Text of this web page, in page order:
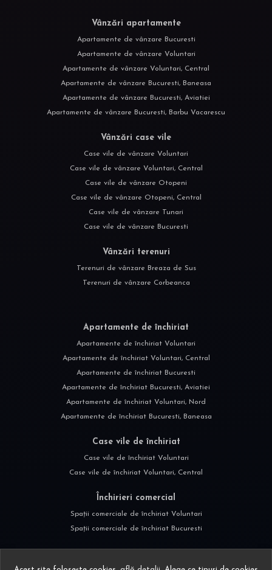
Vânzări apartamente
Apartamente de vânzare Bucuresti
Apartamente de vânzare Voluntari
Apartamente de vânzare Voluntari, Central
Apartamente de vânzare Bucuresti, Baneasa
Apartamente de vânzare Bucuresti, Aviatiei
Apartamente de vânzare Bucuresti, Barbu Vacarescu
Vânzări case vile
Case vile de vânzare Voluntari
Case vile de vânzare Voluntari, Central
Case vile de vânzare Otopeni
Case vile de vânzare Otopeni, Central
Case vile de vânzare Tunari
Case vile de vânzare Bucuresti
Vânzări terenuri
Terenuri de vânzare Breaza de Sus
Terenuri de vânzare Corbeanca
Apartamente de închiriat
Apartamente de închiriat Voluntari
Apartamente de închiriat Voluntari, Central
Apartamente de închiriat Bucuresti
Apartamente de închiriat Bucuresti, Aviatiei
Apartamente de închiriat Voluntari, Nord
Apartamente de închiriat Bucuresti, Baneasa
Case vile de închiriat
Case vile de închiriat Voluntari
Case vile de închiriat Voluntari, Central
Închirieri comercial
Spații comerciale de închiriat Voluntari
Spații comerciale de închiriat Bucuresti